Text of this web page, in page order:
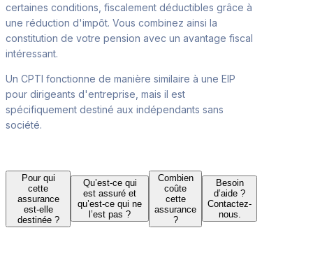
certaines conditions, fiscalement déductibles grâce à
une réduction d'impôt. Vous combinez ainsi la
constitution de votre pension avec un avantage fiscal
intéressant.
Un CPTI fonctionne de manière similaire à une EIP
pour dirigeants d'entreprise, mais il est
spécifiquement destiné aux indépendants sans
société.
Pour qui
cette
assurance
est-elle
destinée ?
Qu’est-ce qui
est assuré et
qu’est-ce qui ne
l’est pas ?
Combien
coûte
cette
assurance
?
Besoin
d’aide ?
Contactez-
nous.